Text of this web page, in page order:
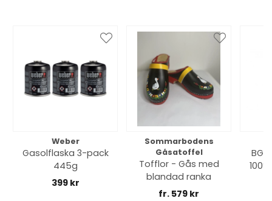
Weber
Gasolflaska 3-pack
445g
399 kr
Sommarbodens
Gåsatoffel
Tofflor - Gås med
blandad ranka
fr. 579 kr